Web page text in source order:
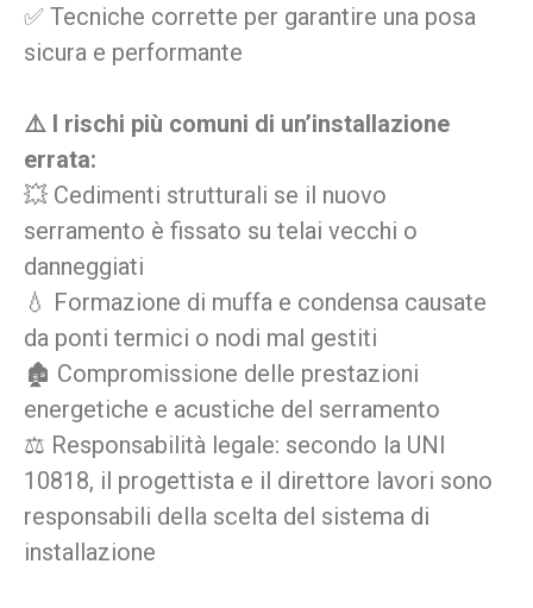
✅ Tecniche corrette per garantire una posa
sicura e performante
⚠️ I rischi più comuni di un’installazione
errata:
💥 Cedimenti strutturali se il nuovo
serramento è fissato su telai vecchi o
danneggiati
💧 Formazione di muffa e condensa causate
da ponti termici o nodi mal gestiti
🏚️ Compromissione delle prestazioni
energetiche e acustiche del serramento
⚖️ Responsabilità legale: secondo la UNI
10818, il progettista e il direttore lavori sono
responsabili della scelta del sistema di
installazione